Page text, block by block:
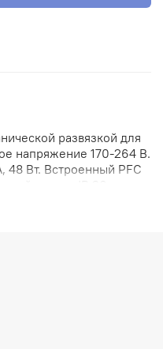
развязкой для
напряжение 170-264 В.
Вт. Встроенный PFC